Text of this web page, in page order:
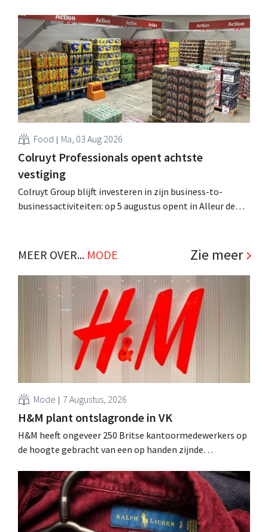
Al is die bestemming voor sommige panden een sluiting.
Food Ma, 03 Aug 2026
Colruyt Professionals opent achtste
vestiging
Colruyt Group blijft investeren in zijn business-to-
businessactiviteiten: op 5 augustus opent in Alleur de
klanten. .
MEER OVER... MODE Zie meer
Mode 7 Augustus, 2026
H&M plant ontslagronde in VK
H&M heeft ongeveer 250 Britse kantoormedewerkers op
de hoogte gebracht van een op handen zijnde
sanering volgt op eerdere ingrepen in Nederland, België
en Spanje waarbij al honderden jobs verloren gingen.